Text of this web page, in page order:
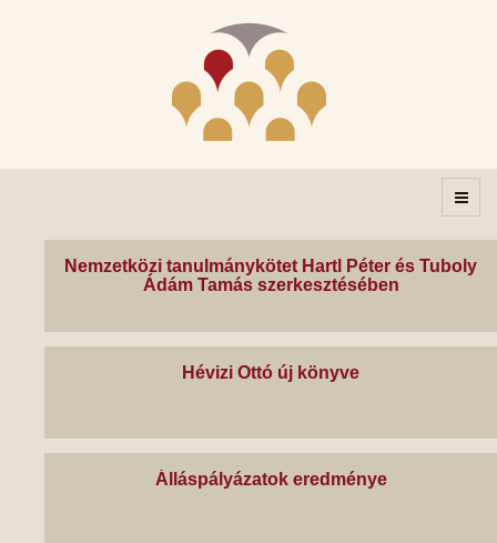
Nemzetközi tanulmánykötet Hartl Péter és Tuboly
Ádám Tamás szerkesztésében
Hévizi Ottó új könyve
Álláspályázatok eredménye